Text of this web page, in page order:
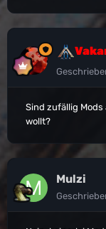
Sind zufällig
wollt?
Mulzi